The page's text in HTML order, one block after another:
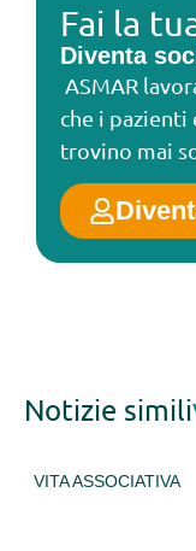
Fai la
Diventa
ASMAR
che i
trovino mai
Notizie simili